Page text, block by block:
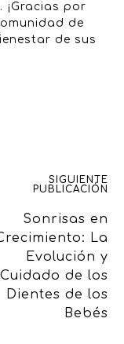
por
de
de sus
SIGUIENTE
PUBLICACIÓN
Sonrisas en
La
Evolución y
Cuidado de los
Dientes de los
Bebés